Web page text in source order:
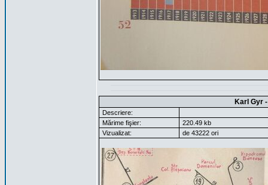
Karl Gyr
Descriere:
Mărime fişier:
220.49 kb
Vizualizat:
de 43222 ori